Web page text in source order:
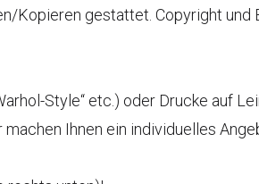
Kopieren gestattet. Copyright
Style“ etc.) oder Drucke auf
Ihnen ein individuelles